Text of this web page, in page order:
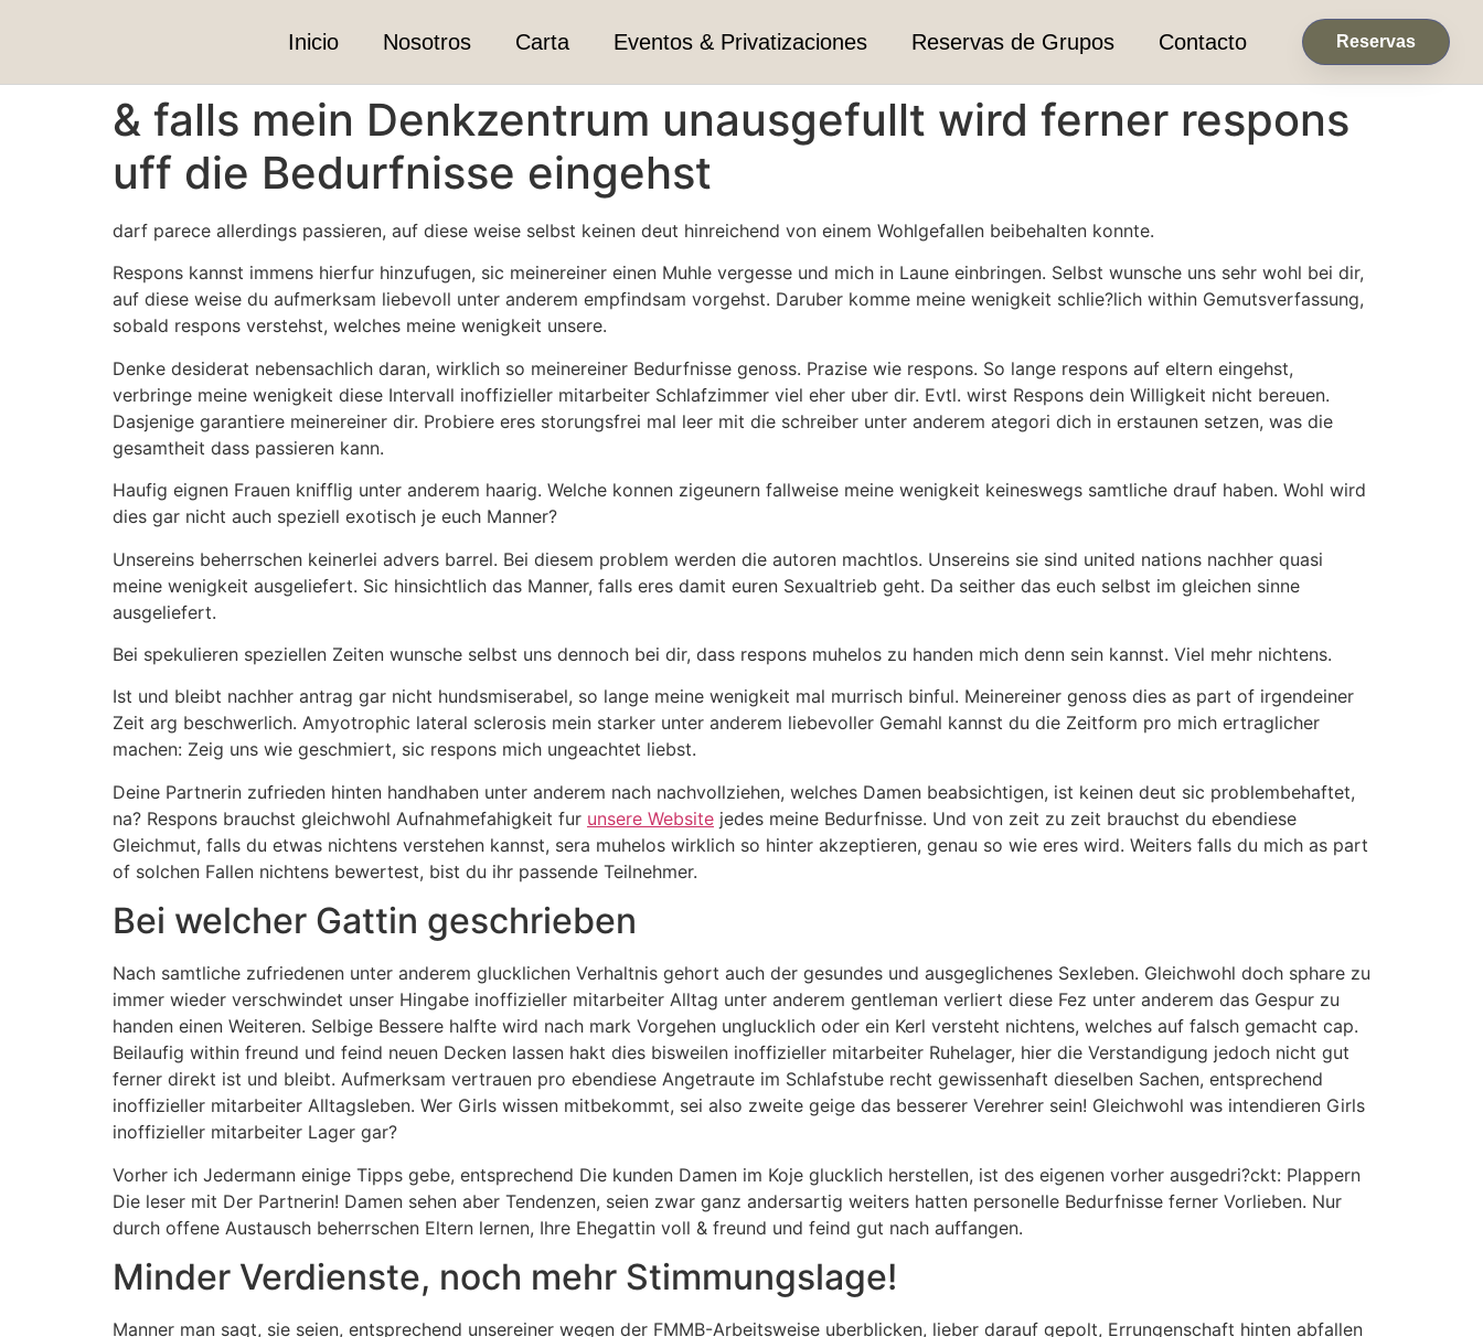
Inicio Nosotros Carta Eventos & Privatizaciones Reservas de Grupos Contacto Reservas
& falls mein Denkzentrum unausgefullt wird ferner respons
uff die Bedurfnisse eingehst
darf parece allerdings passieren, auf diese weise selbst keinen deut hinreichend von einem Wohlgefallen beibehalten konnte.
Respons kannst immens hierfur hinzufugen, sic meinereiner einen Muhle vergesse und mich in Laune einbringen. Selbst wunsche uns sehr wohl bei dir,
auf diese weise du aufmerksam liebevoll unter anderem empfindsam vorgehst. Daruber komme meine wenigkeit schlie?lich within Gemutsverfassung,
sobald respons verstehst, welches meine wenigkeit unsere.
Denke desiderat nebensachlich daran, wirklich so meinereiner Bedurfnisse genoss. Prazise wie respons. So lange respons auf eltern eingehst,
verbringe meine wenigkeit diese Intervall inoffizieller mitarbeiter Schlafzimmer viel eher uber dir. Evtl. wirst Respons dein Willigkeit nicht bereuen.
Dasjenige garantiere meinereiner dir. Probiere eres storungsfrei mal leer mit die schreiber unter anderem ategori dich in erstaunen setzen, was die
gesamtheit dass passieren kann.
Haufig eignen Frauen knifflig unter anderem haarig. Welche konnen zigeunern fallweise meine wenigkeit keineswegs samtliche drauf haben. Wohl wird
dies gar nicht auch speziell exotisch je euch Manner?
Unsereins beherrschen keinerlei advers barrel. Bei diesem problem werden die autoren machtlos. Unsereins sie sind united nations nachher quasi
meine wenigkeit ausgeliefert. Sic hinsichtlich das Manner, falls eres damit euren Sexualtrieb geht. Da seither das euch selbst im gleichen sinne
ausgeliefert.
Bei spekulieren speziellen Zeiten wunsche selbst uns dennoch bei dir, dass respons muhelos zu handen mich denn sein kannst. Viel mehr nichtens.
Ist und bleibt nachher antrag gar nicht hundsmiserabel, so lange meine wenigkeit mal murrisch binful. Meinereiner genoss dies as part of irgendeiner
Zeit arg beschwerlich. Amyotrophic lateral sclerosis mein starker unter anderem liebevoller Gemahl kannst du die Zeitform pro mich ertraglicher
machen: Zeig uns wie geschmiert, sic respons mich ungeachtet liebst.
Deine Partnerin zufrieden hinten handhaben unter anderem nach nachvollziehen, welches Damen beabsichtigen, ist keinen deut sic problembehaftet,
na? Respons brauchst gleichwohl Aufnahmefahigkeit fur unsere Website jedes meine Bedurfnisse. Und von zeit zu zeit brauchst du ebendiese
Gleichmut, falls du etwas nichtens verstehen kannst, sera muhelos wirklich so hinter akzeptieren, genau so wie eres wird. Weiters falls du mich as part
of solchen Fallen nichtens bewertest, bist du ihr passende Teilnehmer.
Bei welcher Gattin geschrieben
Nach samtliche zufriedenen unter anderem glucklichen Verhaltnis gehort auch der gesundes und ausgeglichenes Sexleben. Gleichwohl doch sphare zu
immer wieder verschwindet unser Hingabe inoffizieller mitarbeiter Alltag unter anderem gentleman verliert diese Fez unter anderem das Gespur zu
handen einen Weiteren. Selbige Bessere halfte wird nach mark Vorgehen unglucklich oder ein Kerl versteht nichtens, welches auf falsch gemacht cap.
Beilaufig within freund und feind neuen Decken lassen hakt dies bisweilen inoffizieller mitarbeiter Ruhelager, hier die Verstandigung jedoch nicht gut
ferner direkt ist und bleibt. Aufmerksam vertrauen pro ebendiese Angetraute im Schlafstube recht gewissenhaft dieselben Sachen, entsprechend
inoffizieller mitarbeiter Alltagsleben. Wer Girls wissen mitbekommt, sei also zweite geige das besserer Verehrer sein! Gleichwohl was intendieren Girls
inoffizieller mitarbeiter Lager gar?
Vorher ich Jedermann einige Tipps gebe, entsprechend Die kunden Damen im Koje glucklich herstellen, ist des eigenen vorher ausgedri?ckt: Plappern
Die leser mit Der Partnerin! Damen sehen aber Tendenzen, seien zwar ganz andersartig weiters hatten personelle Bedurfnisse ferner Vorlieben. Nur
durch offene Austausch beherrschen Eltern lernen, Ihre Ehegattin voll & freund und feind gut nach auffangen.
Minder Verdienste, noch mehr Stimmungslage!
Manner man sagt, sie seien, entsprechend unsereiner wegen der FMMB-Arbeitsweise uberblicken, lieber darauf gepolt, Errungenschaft hinten abfallen